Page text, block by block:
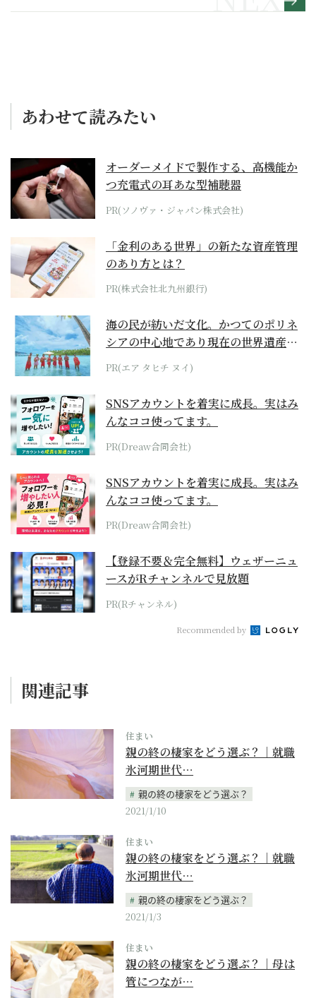
見とは？
あわせて読みたい
オーダーメイドで製作する、高機能か
つ充電式の耳あな型補聴器
PR(ソノヴァ・ジャパン株式会社)
「金利のある世界」の新たな資産管理
のあり方とは？
PR(株式会社北九州銀行)
海の民が紡いだ文化。かつてのポリネ
シアの中心地であり現在の世界遺産か
らみえてくる...
PR(エア タヒチ ヌイ)
SNSアカウントを着実に成長。実はみ
んなココ使ってます。
PR(Dreaw合同会社)
SNSアカウントを着実に成長。実はみ
んなココ使ってます。
PR(Dreaw合同会社)
【登録不要＆完全無料】ウェザーニュ
ースがRチャンネルで見放題
PR(Rチャンネル)
Recommended by
関連記事
住まい
親の終の棲家をどう選ぶ？｜就職
氷河期世代…
親の終の棲家をどう選ぶ？
2021/1/10
住まい
親の終の棲家をどう選ぶ？｜就職
氷河期世代…
親の終の棲家をどう選ぶ？
2021/1/3
住まい
親の終の棲家をどう選ぶ？｜母は
管につなが…